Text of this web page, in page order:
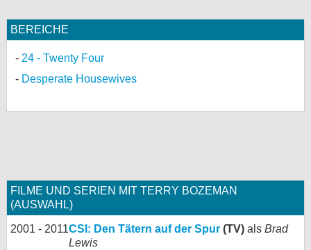
BEREICHE
24 - Twenty Four
Desperate Housewives
FILME UND SERIEN MIT TERRY BOZEMAN
(AUSWAHL)
2001 - 2011CSI: Den Tätern auf der Spur (TV) als Brad
Lewis